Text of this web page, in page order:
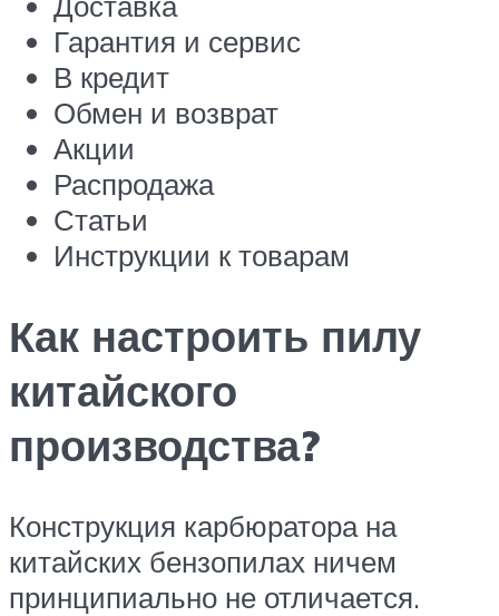
Гарантия и сервис
В кредит
Обмен и возврат
Акции
Распродажа
Статьи
Инструкции к товарам
Как настроить пилу
китайского
производства?
Конструкция карбюратора на
китайских бензопилах ничем
принципиально не отличается.